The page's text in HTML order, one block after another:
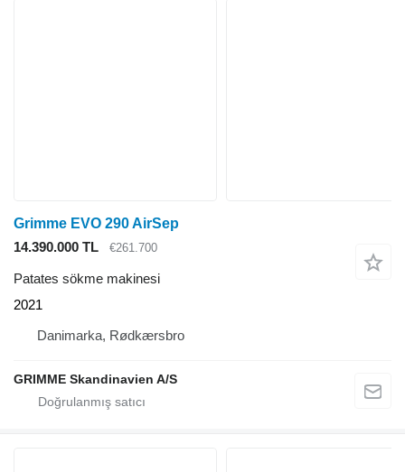
Grimme EVO 290 AirSep
14.390.000 TL
€261.700
Patates sökme makinesi
2021
Danimarka, Rødkærsbro
GRIMME Skandinavien A/S